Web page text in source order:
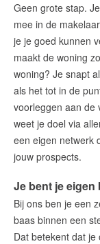
English?
Geen grote stap.
mee in de
je je goed kunnen
maakt de woning
woning? Je snapt
als het tot in de
voorleggen aan de
weet je doel via
een eigen netwerk
jouw prospects.
Je bent je eigen
Bij ons ben je een
baas binnen een
Dat betekent dat